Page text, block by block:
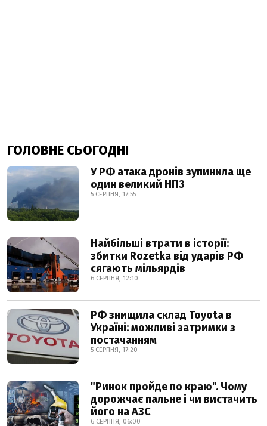
ГОЛОВНЕ СЬОГОДНІ
У РФ атака дронів зупинила ще
один великий НПЗ
5 СЕРПНЯ, 17:55
Найбільші втрати в історії:
збитки Rozetka від ударів РФ
сягають мільярдів
6 СЕРПНЯ, 12:10
РФ знищила склад Toyota в
Україні: можливі затримки з
постачанням
5 СЕРПНЯ, 17:20
"Ринок пройде по краю". Чому
дорожчає пальне і чи вистачить
його на АЗС
6 СЕРПНЯ, 06:00